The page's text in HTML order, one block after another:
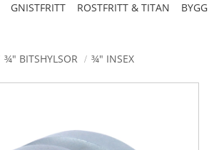
GNISTFRITT ROSTFRITT & TITAN BYGG
¾" BITSHYLSOR ¾" INSEX